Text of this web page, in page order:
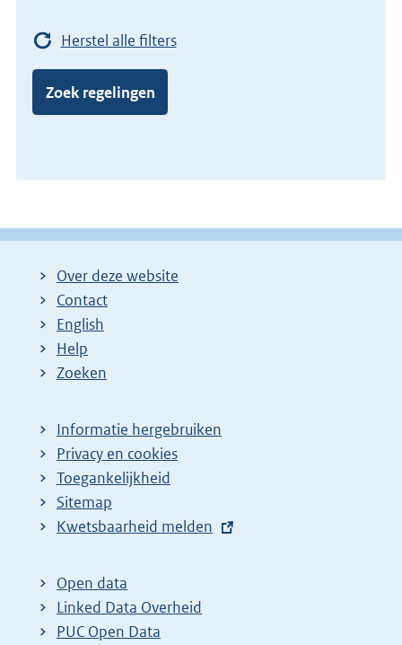
Herstel alle filters
Zoek regelingen
Over deze website
Contact
English
Help
Zoeken
Informatie hergebruiken
Privacy en cookies
Toegankelijkheid
Sitemap
E
t
e
r
Kwetsbaarheid melden
Open data
Linked Data Overheid
PUC Open Data